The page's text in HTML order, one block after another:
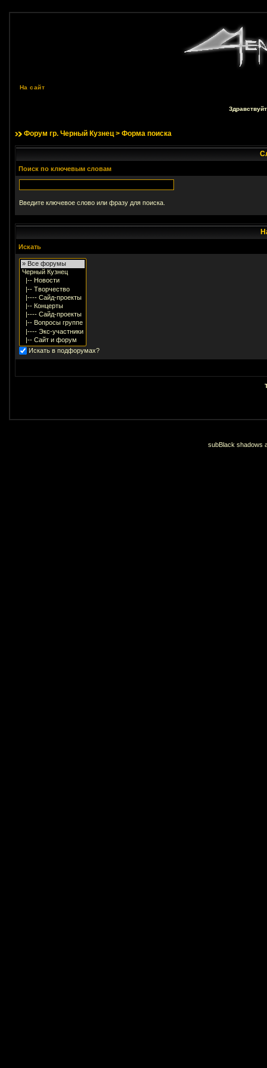
На сайт
Форум гр. Черный Кузнец> Форма поиска
Поиск по ключевым словам
Введите ключевое слово или фразу для поиска.
Искать
Искать в подфорумах?
subBlack shadows